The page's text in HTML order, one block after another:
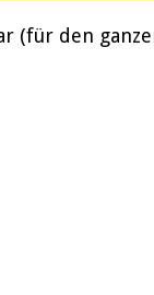
(für den